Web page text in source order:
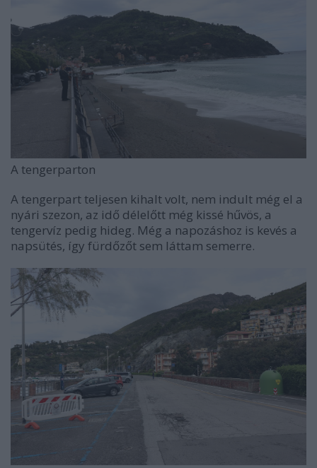
A tengerparton
A tengerpart teljesen kihalt volt, nem indult még el a
nyári szezon, az idő délelőtt még kissé hűvös, a
tengervíz pedig hideg. Még a napozáshoz is kevés a
napsütés, így fürdőzőt sem láttam semerre.